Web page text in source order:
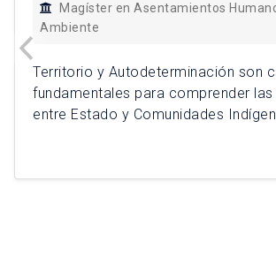
Magíster en Asentamientos
Ambiente
Territorio y Autodeterminación son
fundamentales para comprender
entre Estado y Comunidades
Calama, Provincia el Loa, Región